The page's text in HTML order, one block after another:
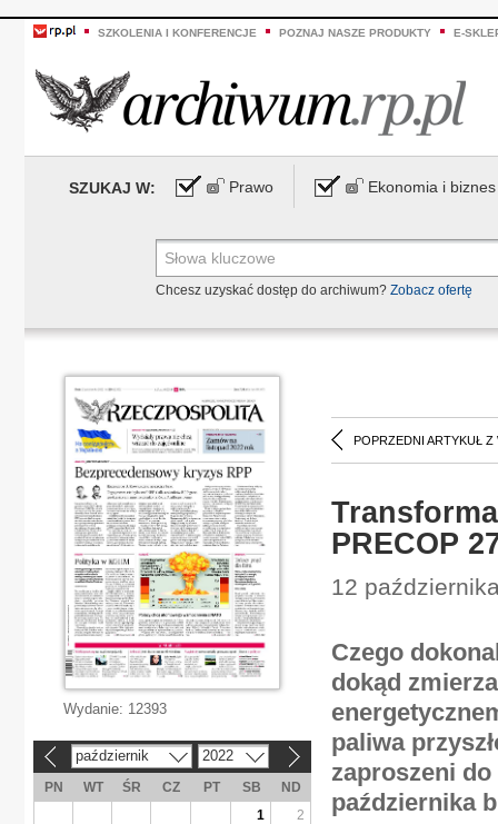
SZKOLENIA I KONFERENCJE POZNAJ NASZE PRODUKTY E-
SZUKAJ W: Prawo Ekonomia i biznes
Chcesz uzyskać dostęp do archiwum? Zobacz ofertę
POPRZEDNI ARTYKUŁ Z
PRECOP
12
Czego
dokąd
paliwa
zaproszeni do
października
Wydanie: 12393
październik 2022
PN WT ŚR CZ PT SB
ND
1
2